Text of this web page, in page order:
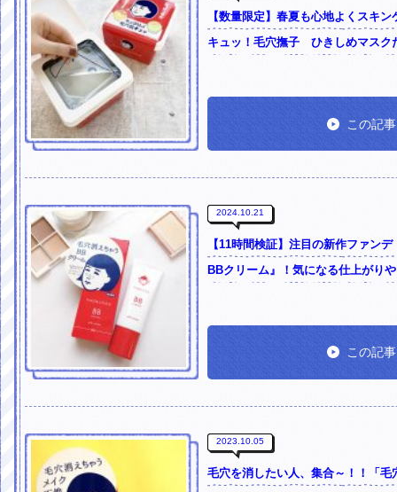
【数量限定】春夏も心地よくスキ
キュッ！毛穴撫子 ひきしめマスク
この記
2024.10.21
【11時間検証】注目の新作ファン
BBクリーム』！気になる仕上がり
この記
2023.10.05
毛穴を消したい人、集合～！！「